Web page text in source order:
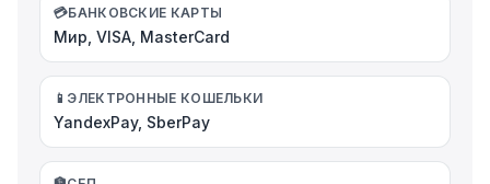
💳БАНКОВСКИЕ КАРТЫ
Мир, VISA, MasterCard
📱 ЭЛЕКТРОННЫЕ КОШЕЛЬКИ
YandexPay, SberPay